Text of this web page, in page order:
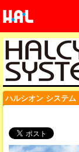
ハルシオン システム